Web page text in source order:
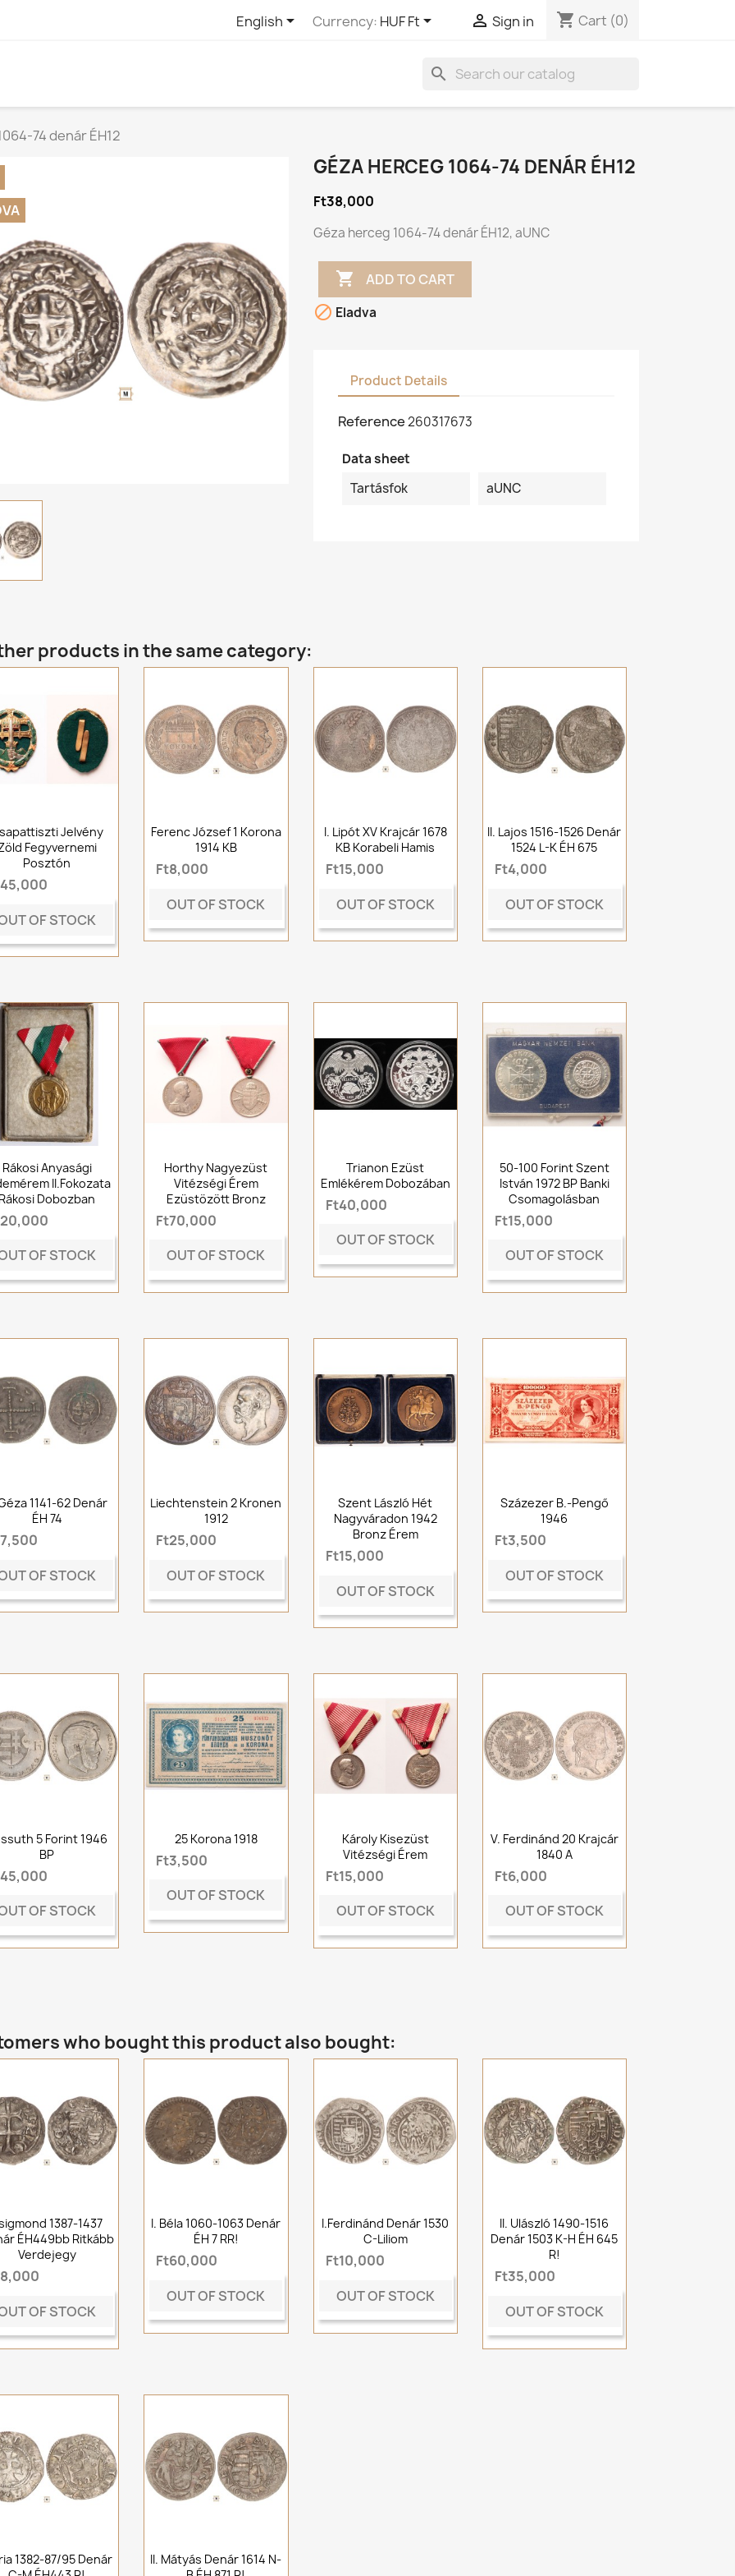
English Currency: HUF Ft  Sign in shopping_cart Cart (0)
search
74 denár ÉH12
GÉZA HERCEG 1064-74 DENÁR ÉH12
Ft38,000
Géza herceg 1064-74 denár ÉH12, aUNC
 ADD TO CART
 Eladva
Product Details
Reference260317673
Data sheet
Tartásfok
aUNC
products in the same category:
Jelvény
Fegyvernemi
Posztón
OF STOCK
Ferenc József 1 Korona
1914 KB
Ft8,000
OUT OF STOCK
I. Lipót XV Krajcár 1678
KB Korabeli Hamis
Ft15,000
OUT OF STOCK
II. Lajos 1516-1526 Denár
1524 L-K ÉH 675
Ft4,000
OUT OF STOCK
Rákosi Anyasági
II.fokozata
Dobozban
OF STOCK
Horthy Nagyezüst
Vitézségi Érem
Ezüstözött Bronz
Ft70,000
OUT OF STOCK
Trianon Ezüst
Emlékérem Dobozában
Ft40,000
OUT OF STOCK
50-100 Forint Szent
István 1972 BP Banki
Csomagolásban
Ft15,000
OUT OF STOCK
1141-62 Denár
ÉH 74
OF STOCK
Liechtenstein 2 Kronen
1912
Ft25,000
OUT OF STOCK
Szent László Hét
Nagyváradon 1942
Bronz Érem
Ft15,000
OUT OF STOCK
Százezer B.-Pengő
1946
Ft3,500
OUT OF STOCK
5 Forint 1946
BP
OF STOCK
25 Korona 1918
Ft3,500
OUT OF STOCK
Károly Kisezüst
Vitézségi Érem
Ft15,000
OUT OF STOCK
V. Ferdinánd 20 Krajcár
1840 A
Ft6,000
OUT OF STOCK
who bought this product also bought:
1387-1437
ÉH449bb Ritkább
Verdejegy
OF STOCK
I. Béla 1060-1063 Denár
ÉH 7 RR!
Ft60,000
OUT OF STOCK
I.Ferdinánd Denár 1530
C-Liliom
Ft10,000
OUT OF STOCK
II. Ulászló 1490-1516
Denár 1503 K-H ÉH 645
R!
Ft35,000
OUT OF STOCK
1382-87/95 Denár
II. Mátyás Denár 1614 N-